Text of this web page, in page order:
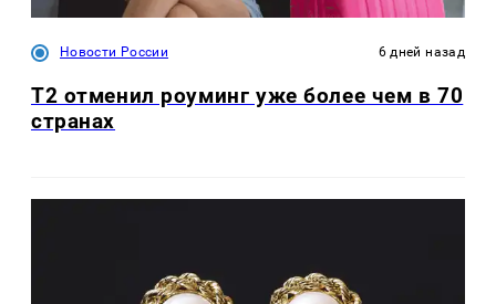
Новости России 6 дней назад
Т2 отменил роуминг уже более чем в 70
странах